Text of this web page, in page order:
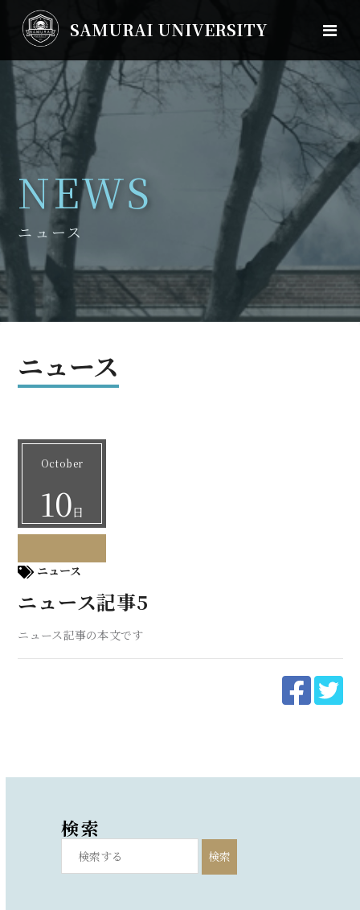
SAMURAI UNIVERSITY
NEWS
ニュース
ニュース
October
10日
ニュース
ニュース記事5
ニュース記事の本文です
検索
検索